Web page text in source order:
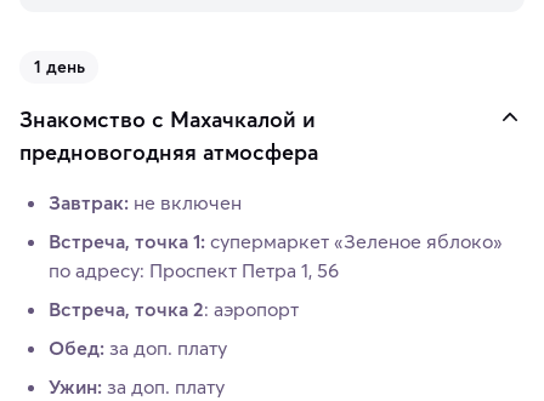
1 день
Знакомство с Махачкалой и
предновогодняя атмосфера
Завтрак: не включен
Встреча, точка 1: супермаркет «Зеленое яблоко»
по адресу: Проспект Петра 1, 56
Встреча, точка 2: аэропорт
Обед: за доп. плату
Ужин: за доп. плату